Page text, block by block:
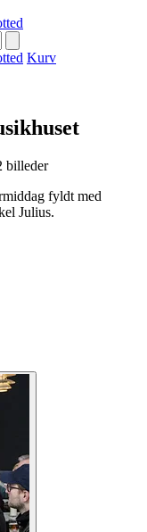
Kurv
billeder
fyldt med
Julius.